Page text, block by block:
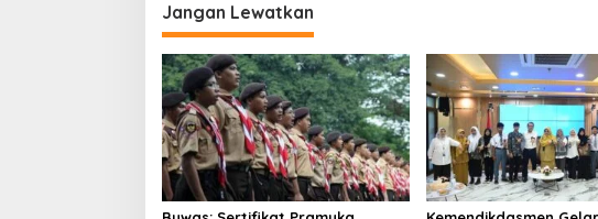
Jangan Lewatkan